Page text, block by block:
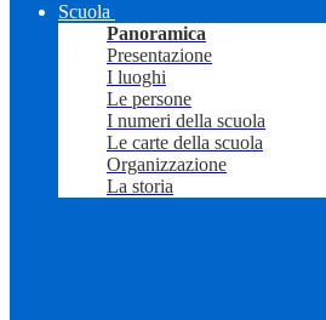
Scuola
Panoramica
Presentazione
I luoghi
Le persone
I numeri della scuola
Le carte della scuola
Organizzazione
La storia